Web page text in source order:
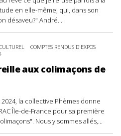
en elle-même, qui, dans son
désaveu?" André...
COMPTES RENDUS D'EXPOS
aux colimaçons de
la collective Phèmes donne
Île-de-France pour sa première
Nous y sommes allés,...